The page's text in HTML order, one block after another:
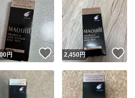
！
円 いいね！
2,450 円 い